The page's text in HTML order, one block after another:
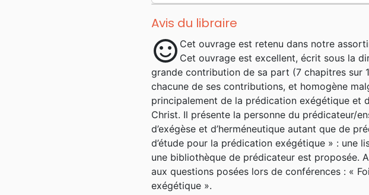
à la Parole et la prédication
rigoureuse, fondée sur l’étude
sur l’arrière plan grammatical et
derrière lui l’héritage de
commentaires complète du
dont de nombreux ont été traduits
de la remarquable Bible d'étude
Biblique de Genève.
Avis du libraire
sentiment_satisfied Cet ouvrage est retenu dans notre
Cet ouvrage est excellent, écrit sous la
grande contribution de sa part (7 chapitres sur
chacune de ses contributions, et homogène
principalement de la prédication exégétique et
Christ. Il présente la personne du prédicateur/
d’exégèse et d’herméneutique autant que de
d’étude pour la prédication exégétique » : une
une bibliothèque de prédicateur est proposée.
aux questions posées lors de conférences : «
exégétique ».